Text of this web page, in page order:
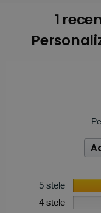
1
5 stele
4 stele